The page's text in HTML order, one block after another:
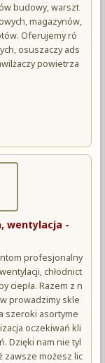
budowy, warszt
magazynów,
Oferujemy ró
osuszaczy ads
powietrza
wentylacja -
profesjonalny
chłodnict
ciepła. Razem z n
prowadzimy skle
szeroki asortyme
oczekiwań kli
Dzięki nam nie tyl
zawsze możesz lic